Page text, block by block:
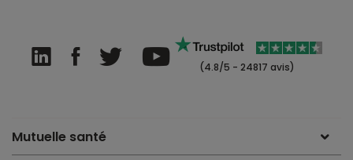
(4.8/5 - 24817 avis)
Mutuelle santé